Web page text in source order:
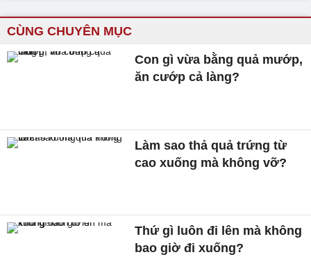
CÙNG CHUYÊN MỤC
Con gì vừa bằng quả mướp,
ăn cướp cả làng?
Làm sao thả quả trứng từ
cao xuống mà không vỡ?
Thứ gì luôn đi lên mà không
bao giờ đi xuống?